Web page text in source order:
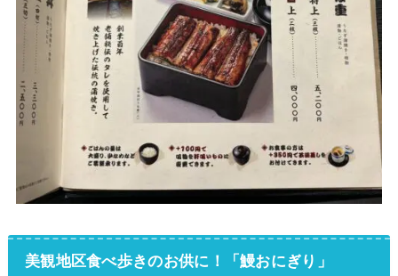
美観地区食べ歩きのお供に！「鰻おにぎり」